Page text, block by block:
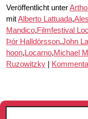
Veröffentlicht unter
mitAlberto Lattuada,
Mandico,Filmfestival
Þór Halldórsson,John
hoon, Locarno,Michael
Ruzowitzky